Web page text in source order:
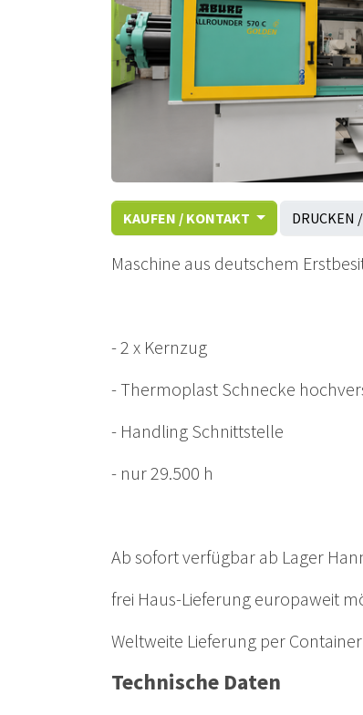
KAUFEN / KONTAKT DRUCKEN
Maschine aus deutschem
- 2 x Kernzug
- Thermoplast Schnecke
- Handling Schnittstelle
- nur 29.500 h
Ab sofort verfügbar ab Lager
frei Haus-Lieferung europaweit
Weltweite Lieferung per
Technische Daten